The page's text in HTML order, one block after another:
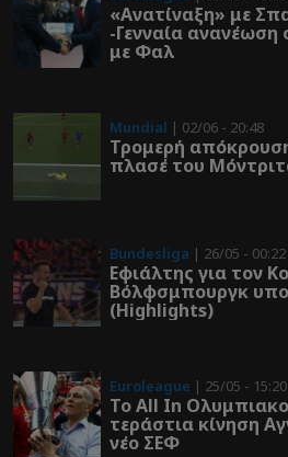
«Ανατίναξη» με
-Γενναία
με Φαλ
Mundial | 02/06 - 20:48
Τρομερή
πλασέ του
Bundesliga | 26/05 - 00:22
Εφιάλτης για τον
Βόλφσμπουργκ
(Highlights)
Euroleague | 25/05 - 15:20
Το All In
τεράστια κίνηση
νέο ΣΕΦ